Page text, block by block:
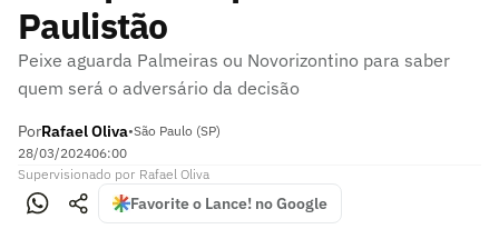
Paulistão
Peixe aguarda Palmeiras ou Novorizontino para saber
quem será o adversário da decisão
PorRafael Oliva•São Paulo (SP)
28/03/202406:00
Supervisionado por Rafael Oliva
Favorite o Lance! no Google